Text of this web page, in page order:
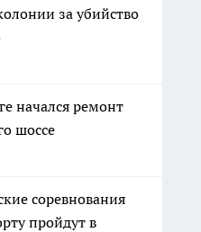
за убийство
начался ремонт
шоссе
соревнования
пройдут в